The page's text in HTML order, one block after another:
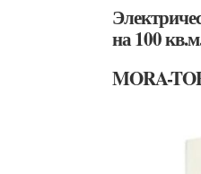
на 100
MORA-